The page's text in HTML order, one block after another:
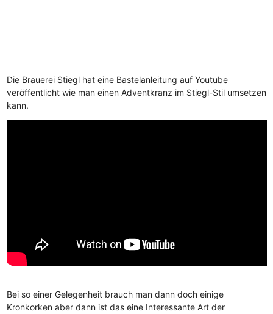
Die Brauerei Stiegl hat eine Bastelanleitung auf Youtube
veröffentlicht wie man einen Adventkranz im Stiegl-Stil umsetzen
kann.
Bei so einer Gelegenheit brauch man dann doch einige
Kronkorken aber dann ist das eine Interessante Art der